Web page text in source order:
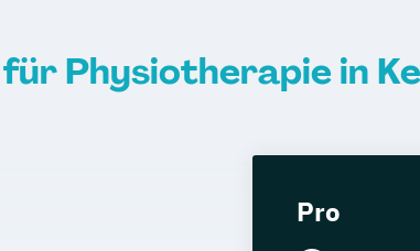
Physiotherapie in
Pro